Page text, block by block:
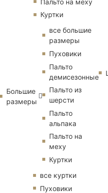
Куртки
Большие
размеры
все большие
размеры
Пуховики
Пальто
демисезонные
Пальто из
шерсти
Пальто
альпака
Пальто на
меху
Куртки
все куртки
Пуховики